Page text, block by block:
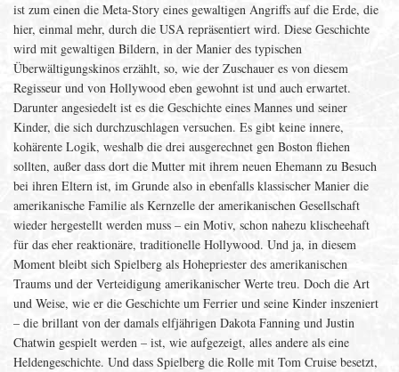
ist zum einen die Meta-Story eines gewaltigen Angriffs auf die Erde, die
hier, einmal mehr, durch die USA repräsentiert wird. Diese Geschichte
wird mit gewaltigen Bildern, in der Manier des typischen
Überwältigungskinos erzählt, so, wie der Zuschauer es von diesem
Regisseur und von Hollywood eben gewohnt ist und auch erwartet.
Darunter angesiedelt ist es die Geschichte eines Mannes und seiner
Kinder, die sich durchzuschlagen versuchen. Es gibt keine innere,
kohärente Logik, weshalb die drei ausgerechnet gen Boston fliehen
sollten, außer dass dort die Mutter mit ihrem neuen Ehemann zu Besuch
bei ihren Eltern ist, im Grunde also in ebenfalls klassischer Manier die
amerikanische Familie als Kernzelle der amerikanischen Gesellschaft
wieder hergestellt werden muss – ein Motiv, schon nahezu klischeehaft
für das eher reaktionäre, traditionelle Hollywood. Und ja, in diesem
Moment bleibt sich Spielberg als Hohepriester des amerikanischen
Traums und der Verteidigung amerikanischer Werte treu. Doch die Art
und Weise, wie er die Geschichte um Ferrier und seine Kinder inszeniert
– die brillant von der damals elfjährigen Dakota Fanning und Justin
Chatwin gespielt werden – ist, wie aufgezeigt, alles andere als eine
Heldengeschichte. Und dass Spielberg die Rolle mit Tom Cruise besetzt,